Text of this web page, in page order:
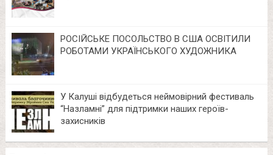
РОСІЙСЬКЕ ПОСОЛЬСТВО В США ОСВІТИЛИ
РОБОТАМИ УКРАЇНСЬКОГО ХУДОЖНИКА
У Калуші відбудеться неймовірний фестиваль
“Назламні” для підтримки наших героїв-
захисників